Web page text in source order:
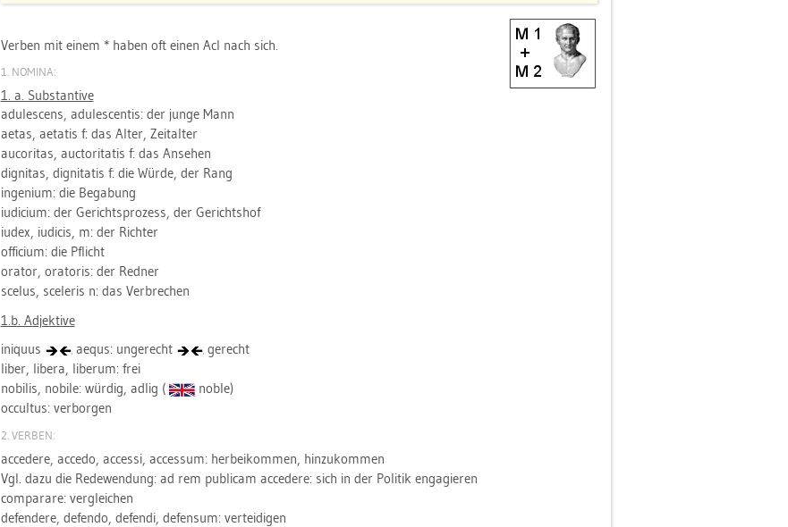
Ver­ben mit einem * haben oft einen AcI nach sich.
1. NO­MI­NA:
1. a. Sub­stan­ti­ve
adu­le­scens, adu­le­scen­tis: der junge Mann
aetas, ae­ta­tis f: das Alter, Zeit­al­ter
au­co­ri­tas, auc­to­ri­ta­tis f: das An­se­hen
di­gni­tas, di­gni­ta­tis f: die Würde, der Rang
in­ge­ni­um: die Be­ga­bung
iu­di­ci­um: der Ge­richts­pro­zess, der Ge­richts­hof
iudex, iu­di­cis, m: der Rich­ter
of­fi­ci­um: die Pflicht
ora­tor, ora­to­ris: der Red­ner
sce­lus, sce­le­ris n: das Ver­bre­chen
1.b. Ad­jek­ti­ve
ini­quus
aequs: un­ge­recht
ge­recht
liber, li­be­ra, li­be­r­um: frei
no­bi­lis, no­bi­le: wür­dig, adlig (
noble)
oc­cul­tus: ver­bor­gen
2. VER­BEN:
ac­ce­de­re, ac­ce­do, ac­ces­si, ac­ces­sum: her­bei­kom­men, hin­zu­kom­men
Vgl. dazu die Re­de­wen­dung: ad rem pu­bli­cam ac­ce­de­re: sich in der Po­li­tik en­ga­gie­ren
com­para­re: ver­glei­chen
de­fen­de­re, de­fen­do, de­fen­di, de­fen­sum: ver­tei­di­gen